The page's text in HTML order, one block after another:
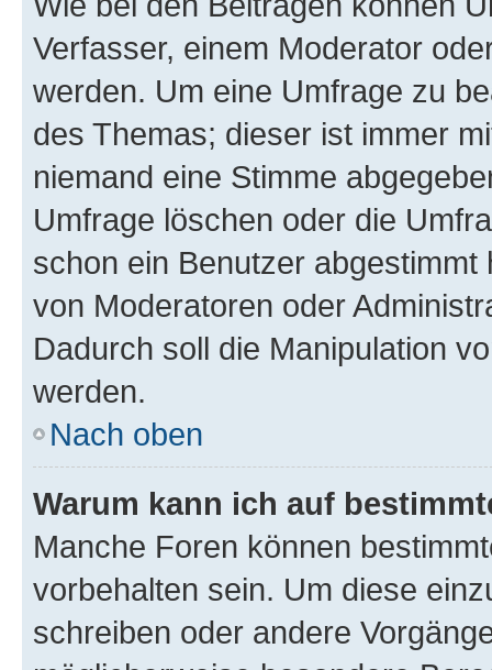
Verfasser, einem Moderator
werden. Um eine Umfrage zu
des Themas; dieser ist immer
niemand eine Stimme
Umfrage löschen oder die
schon ein Benutzer
von Moderatoren oder
Dadurch soll die Manipulation
werden.
Nach oben
Warum kann ich auf
Manche Foren können
vorbehalten sein. Um diese
schreiben oder andere